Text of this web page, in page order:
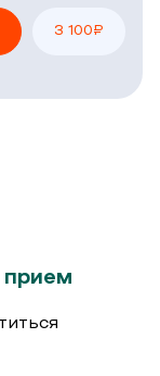
3 100₽
прием